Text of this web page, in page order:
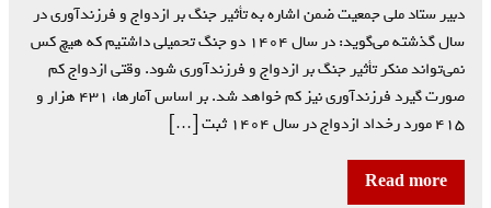
دبیر ستاد ملی جمعیت ضمن اشاره به تأثیر جنگ بر ازدواج و فرزندآوری در
سال گذشته می‌گوید: در سال ۱۴۰۴ دو جنگ تحمیلی داشتیم که هیچ کس
نمی‌تواند منکر تأثیر جنگ بر ازدواج و فرزندآوری شود. وقتی ازدواج کم
صورت گیرد فرزندآوری نیز کم خواهد شد. بر اساس آمارها، ۴۳۱ هزار و
۴۱۵ مورد رخداد ازدواج در سال ۱۴۰۴ ثبت […]
Read more